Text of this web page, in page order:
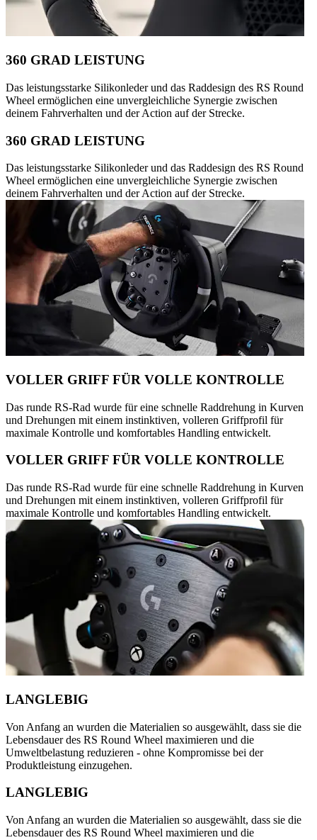
360 GRAD LEISTUNG
Das leistungsstarke Silikonleder und das Raddesign des RS Round
Wheel ermöglichen eine unvergleichliche Synergie zwischen
deinem Fahrverhalten und der Action auf der Strecke.
360 GRAD LEISTUNG
Das leistungsstarke Silikonleder und das Raddesign des RS Round
Wheel ermöglichen eine unvergleichliche Synergie zwischen
deinem Fahrverhalten und der Action auf der Strecke.
VOLLER GRIFF FÜR VOLLE KONTROLLE
Das runde RS-Rad wurde für eine schnelle Raddrehung in Kurven
und Drehungen mit einem instinktiven, volleren Griffprofil für
maximale Kontrolle und komfortables Handling entwickelt.
VOLLER GRIFF FÜR VOLLE KONTROLLE
Das runde RS-Rad wurde für eine schnelle Raddrehung in Kurven
und Drehungen mit einem instinktiven, volleren Griffprofil für
maximale Kontrolle und komfortables Handling entwickelt.
LANGLEBIG
Von Anfang an wurden die Materialien so ausgewählt, dass sie die
Lebensdauer des RS Round Wheel maximieren und die
Umweltbelastung reduzieren - ohne Kompromisse bei der
Produktleistung einzugehen.
LANGLEBIG
Von Anfang an wurden die Materialien so ausgewählt, dass sie die
Lebensdauer des RS Round Wheel maximieren und die